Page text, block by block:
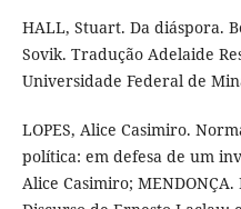
HALL, Stuart. Da diáspora.
Sovik. Tradução Adelaide
Universidade Federal de
LOPES, Alice Casimiro.
política: em defesa de um
Alice Casimiro;